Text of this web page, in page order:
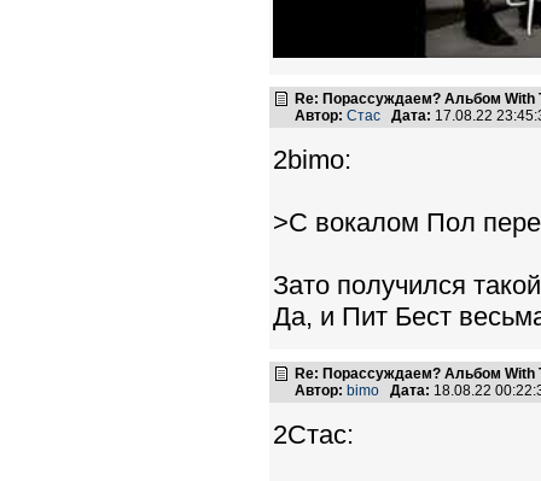
Re: Порассуждаем? Альбом With
Автор: Стас Дата: 17.08.22
2bimo:
>С вокалом Пол
Зато получился
Да, и Пит Бест
Re: Порассуждаем? Альбом With
Автор: bimo Дата: 18.08.22
2Стас: